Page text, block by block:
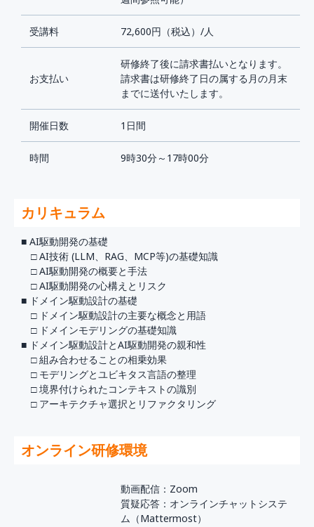
受講料 72,600円（税込）/人
お支払い
研修終了後に請求書払いとなります。
請求書は研修終了日の属する月の月末
までに送付いたします。
開催日数 1日間
時間 9時30分～17時00分
カリキュラム
■ AI駆動開発の基礎
□ AI技術 (LLM、RAG、MCP等)の基礎知識
□ AI駆動開発の概要と手法
□ AI駆動開発の心構えとリスク
■ ドメイン駆動設計の基礎
□ ドメイン駆動設計の主要な概念と用語
□ ドメインモデリングの基礎知識
■ ドメイン駆動設計とAI駆動開発の親和性
□ 組み合わせることの相乗効果
□ モデリングとユビキタス言語の整理
□ 境界付けられたコンテキストの識別
□ アーキテクチャ選択とリファクタリング
オンライン研修環境
動画配信：Zoom
質疑応答：オンラインチャットシステ
ム（Mattermost）